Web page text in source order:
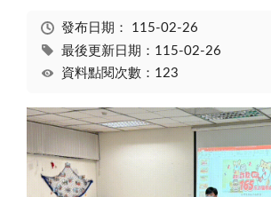
發布日期： 115-02-26
最後更新日期：115-02-26
資料點閱次數：123